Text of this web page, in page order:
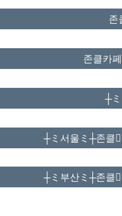
존
존클카
┼
┼ミ서울ミ┼존클
┼ミ부산ミ┼존클